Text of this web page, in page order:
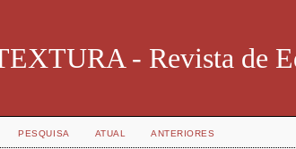
- Revista de
PESQUISA ATUAL ANTERIORES